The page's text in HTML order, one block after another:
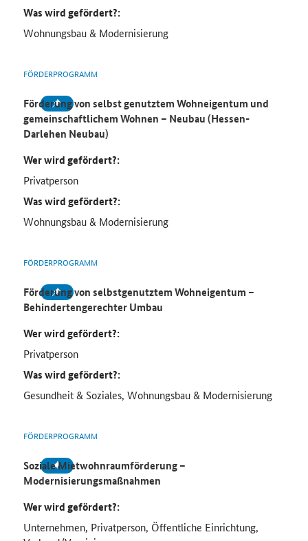
Was wird gefördert?:
Wohnungsbau & Modernisierung
FÖRDERPROGRAMM
Förderung von selbst genutztem Wohneigentum und
gemeinschaftlichem Wohnen – Neubau (Hessen-
Darlehen Neubau)
Wer wird gefördert?:
Privatperson
Was wird gefördert?:
Wohnungsbau & Modernisierung
FÖRDERPROGRAMM
Förderung von selbstgenutztem Wohneigentum –
Behindertengerechter Umbau
Wer wird gefördert?:
Privatperson
Was wird gefördert?:
Gesundheit & Soziales, Wohnungsbau & Modernisierung
FÖRDERPROGRAMM
Soziale Mietwohnraumförderung –
Modernisierungsmaßnahmen
Wer wird gefördert?:
Unternehmen, Privatperson, Öffentliche Einrichtung,